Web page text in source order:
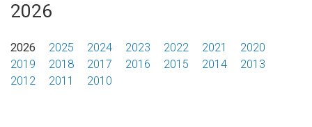
2026
2026 2025 2024 2023 2022 2021
2020
2019
2018 2017 2016 2015 2014
2013
2012
2011 2010